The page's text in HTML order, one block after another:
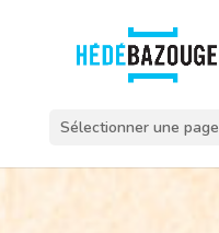
Sélectionner une page